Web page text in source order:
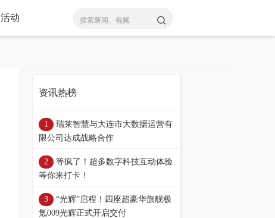
活动
资讯热榜
瑞莱智慧与大连市大数据运营有
限公司达成战略合作
等疯了！超多数字科技互动体验
等你来打卡！
“光辉”启程！四座超豪华旗舰极
氪009光辉正式开启交付